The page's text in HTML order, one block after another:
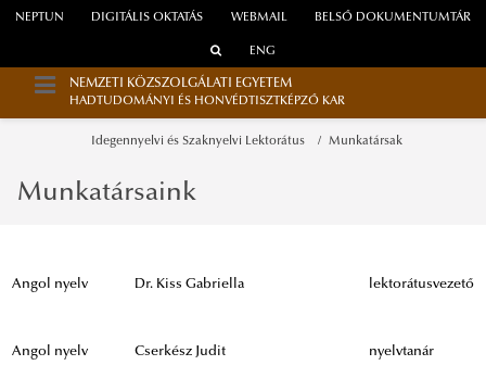
WEBMAIL
NEPTUN DIGITÁLIS OKTATÁS BELSŐ DOKUMENTUMTÁR
ENG
NEMZETI KÖZSZOLGÁLATI EGYETEM
HADTUDOMÁNYI ÉS HONVÉDTISZTKÉPZŐ KAR
Idegennyelvi és Szaknyelvi Lektorátus Munkatársak
Munkatársaink
Angol nyelv Dr. Kiss Gabriella lektorátusvezető
Angol nyelv Cserkész Judit nyelvtanár